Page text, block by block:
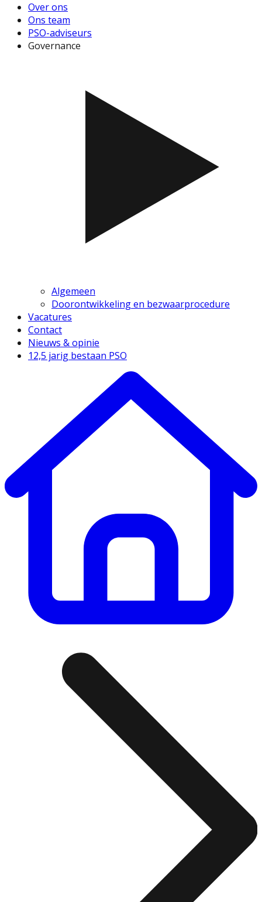
Over ons
Ons team
PSO-adviseurs
Governance
Algemeen
Doorontwikkeling en bezwaarprocedure
Vacatures
Contact
Nieuws & opinie
12,5 jarig bestaan PSO